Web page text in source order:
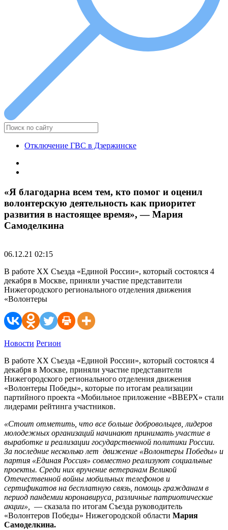
Отключение ГВС в Дзержинске
«Я благодарна всем тем, кто помог и оценил
волонтерскую деятельность как приоритет
развития в настоящее время», — Мария
Самоделкина
06.12.21 02:15
В работе ХХ Съезда «Единой России», который состоялся 4
декабря в Москве, приняли участие представители
Нижегородского регионального отделения движения
«Волонтеры
Новости Регион
В работе ХХ Съезда «Единой России», который состоялся 4
декабря в Москве, приняли участие представители
Нижегородского регионального отделения движения
«Волонтеры Победы», которые по итогам реализации
партийного проекта «Мобильное приложение «ВВЕРХ» стали
лидерами рейтинга участников.
«Стоит отметить, что все больше добровольцев, лидеров
молодежных организаций начинают принимать участие в
выработке и реализации государственной политики России.
За последние несколько лет движение «Волонтеры Победы» и
партия «Единая Россия» совместно реализуют социальные
проекты. Среди них вручение ветеранам Великой
Отечественной войны мобильных телефонов и
сертификатов на бесплатную связь, помощь гражданам в
период пандемии коронавируса, различные патриотические
акции», — сказала по итогам Съезда руководитель
«Волонтеров Победы» Нижегородской области Мария
Самоделкина.